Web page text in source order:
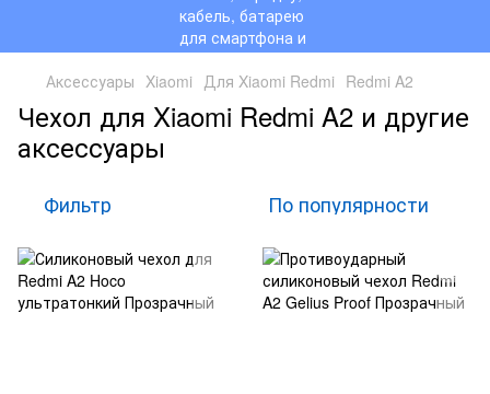
Аксессуары Xiaomi Для Xiaomi Redmi Redmi A2
Чехол для Xiaomi Redmi A2 и другие
аксессуары
Фильтр По популярности